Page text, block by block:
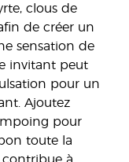
clous de
de créer un
sensation de
invitant peut
pour un
Ajoutez
pour
toute la